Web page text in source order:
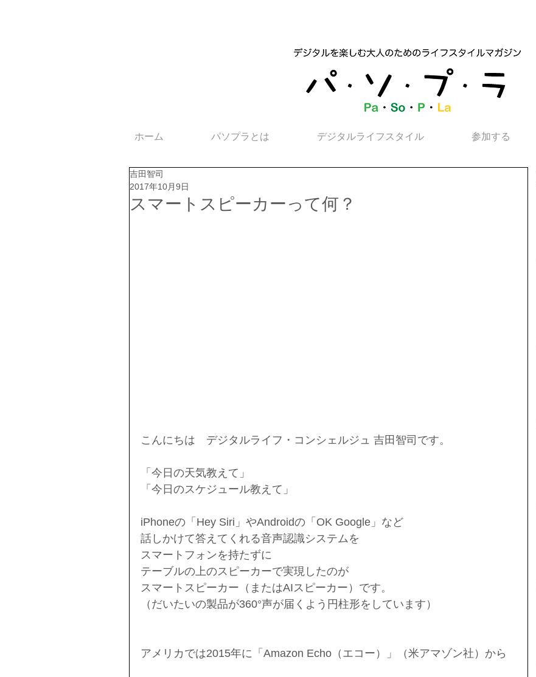
ホーム パソプラとは デジタルライフスタイル 参加する
スマートスピーカーって何？
吉田智司
2017年10月9日
こんにちは　デジタルライフ・コンシェルジュ 吉田智司です。
「今日の天気教えて」
「今日のスケジュール教えて」
iPhoneの「Hey Siri」やAndroidの「OK Google」など
話しかけて答えてくれる音声認識システムを
スマートフォンを持たずに
テーブルの上のスピーカーで実現したのが
スマートスピーカー（またはAIスピーカー）です。
（だいたいの製品が360°声が届くよう円柱形をしています）
アメリカでは2015年に「Amazon Echo（エコー）」（米アマゾン社）から